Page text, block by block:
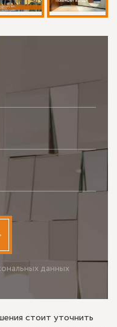
данных
стоит уточнить